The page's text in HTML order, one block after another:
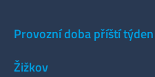
Provozní doba příští týden
Žižkov